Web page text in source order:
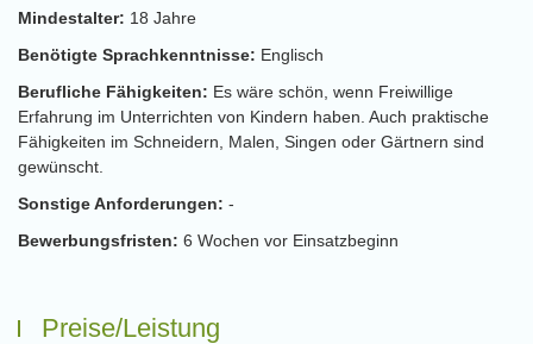
Mindestalter: 18 Jahre
Benötigte Sprachkenntnisse: Englisch
Berufliche Fähigkeiten: Es wäre schön, wenn Freiwillige
Erfahrung im Unterrichten von Kindern haben. Auch praktische
Fähigkeiten im Schneidern, Malen, Singen oder Gärtnern sind
gewünscht.
Sonstige Anforderungen: -
Bewerbungsfristen: 6 Wochen vor Einsatzbeginn
Preise/Leistung